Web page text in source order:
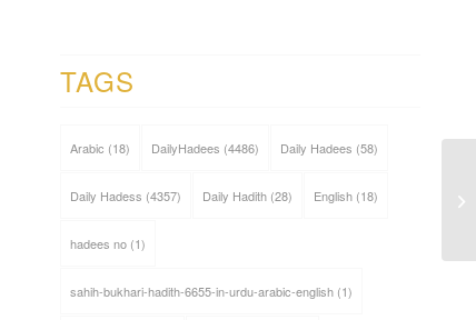
TAGS
Arabic (18) DailyHadees (4486) Daily Hadees (58)
Daily Hadess (4357) Daily Hadith(28) English(18)
hadees no(1)
sahih-bukhari-hadith-6655-in-urdu-arabic-english(1)